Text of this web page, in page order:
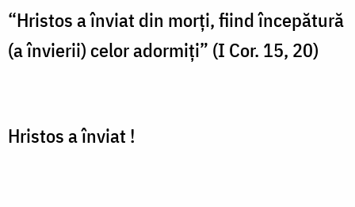
“Hristos a înviat din morți, fiind începătură
(a învierii) celor adormiți” (I Cor. 15, 20)
Hristos a înviat !